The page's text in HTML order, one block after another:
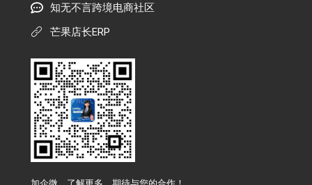
知无不言跨境电商社区
芒果店长ERP